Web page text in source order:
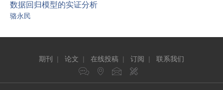
数据回归模型的实证分析
骆永民
期刊 | 论文 | 在线投稿 | 订阅 | 联系我们